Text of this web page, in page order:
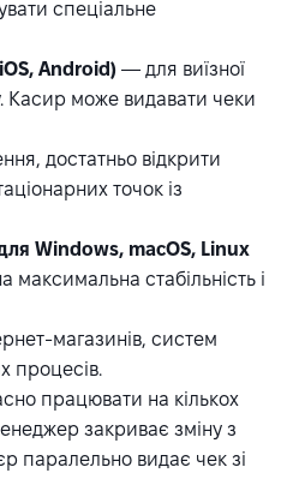
спеціальне
Android) — для виїзної
Касир може видавати чеки
достатньо відкрити
точок із
Windows, macOS, Linux
максимальна стабільність і
магазинів, систем
процесів.
працювати на кількох
закриває зміну з
паралельно видає чек зі